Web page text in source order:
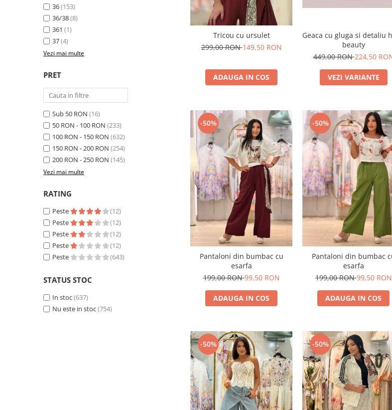
36(153)
36/38(8)
361 (1)
37(4)
Vezi mai multe
PRET
Sub 50 RON (16)
50 RON - 100 RON (233)
100 RON - 150 RON (632)
150 RON - 200 RON (254)
200 RON - 250 RON (145)
Vezi mai multe
RATING
Peste
(12)
Peste
(12)
Peste
(12)
Peste
(12)
Peste
(643)
STATUS STOC
In stoc(637)
Nu este in stoc(754)
Tricou cu ursulet
299,00 RON149,50 RON
ADAUGA IN COS
Geaca cu gluga si detaliu
beauty
449,00 RON224,50
VEZI VARIANTE
-50%
Pantaloni din bumbac cu
esarfa
199,00 RON99,50 RON
ADAUGA IN COS
-50%
Pantaloni din bumbac
esarfa
199,00 RON99,50 RON
ADAUGA IN COS
-50% -50%